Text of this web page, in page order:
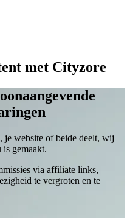
met Cityzore
je website of beide deelt, wij
is gemaakt.
via affiliate links,
te vergroten en te